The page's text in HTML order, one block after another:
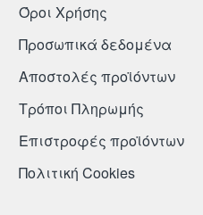
Όροι Χρήσης
Προσωπικά δεδομένα
Αποστολές προϊόντων
Τρόποι Πληρωμής
Επιστροφές προϊόντων
Πολιτική Cookies